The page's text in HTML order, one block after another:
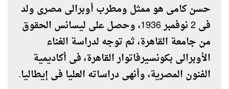
حسن كامى هو ممثل ومطرب أوبرالى مصرى ولد
فى 2 نوفمبر 1936، وحصل على ليسانس الحقوق
من جامعة القاهرة، ثم توجه لدراسة الغناء
الأوبرالى بكونسيرفاتوار القاهرة، فى أكاديمية
الفنون المصرية، وأنهى دراساته العليا فى إيطاليا.